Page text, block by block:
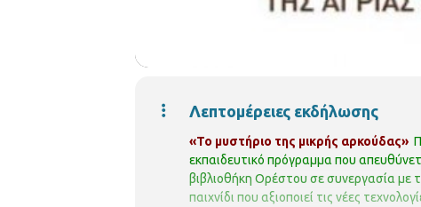
Λεπτομέρειες εκδήλωσης
«Το μυστήριο της μικρής αρκούδας»
εκπαιδευτικό πρόγραμμα που
βιβλιοθήκη Ορέστου σε συνεργασία με
παιχνίδι που αξιοποιεί τις νέες